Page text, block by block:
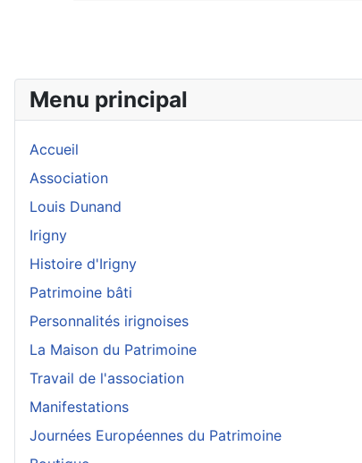
Menu principal
Accueil
Association
Louis Dunand
Irigny
Histoire d'Irigny
Patrimoine bâti
Personnalités irignoises
La Maison du Patrimoine
Travail de l'association
Manifestations
Journées Européennes du Patrimoine